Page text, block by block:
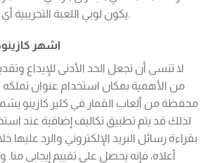
يكون لوبي اللعبة التجريبية أي خيارات ألعاب مباشرة.
اشهر
لا تنسى أن تجعل الحد الأدنى للإيداع
من الأهمية بمكان استخدام عنوان
لذلك قد يتم تطبيق تكاليف إضافية عند
بقراءة رسائل البريد الإلكتروني والرد عليها
أعلاه، فإنه يحصل على تقييم إيجابي منا.